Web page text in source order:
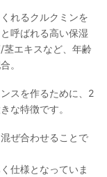
れるクルクミンを
呼ばれる高い保湿
エキスなど、年齢
。
スを作るために、2
な特徴です。
ぜ合わせることで
仕様となっていま